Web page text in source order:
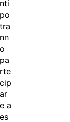
nti
po
tra
nn
o
pa
rte
cip
ar
e a
es